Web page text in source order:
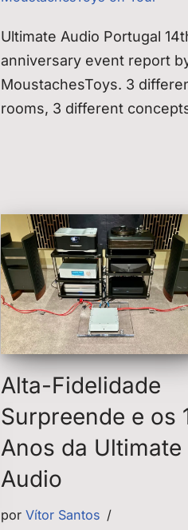
Ultimate Audio Portugal
anniversary event report
MoustachesToys. 3
rooms, 3 different
Alta-Fidelidade
Surpreende e os
Anos da Ultimate
Audio
por Vítor Santos